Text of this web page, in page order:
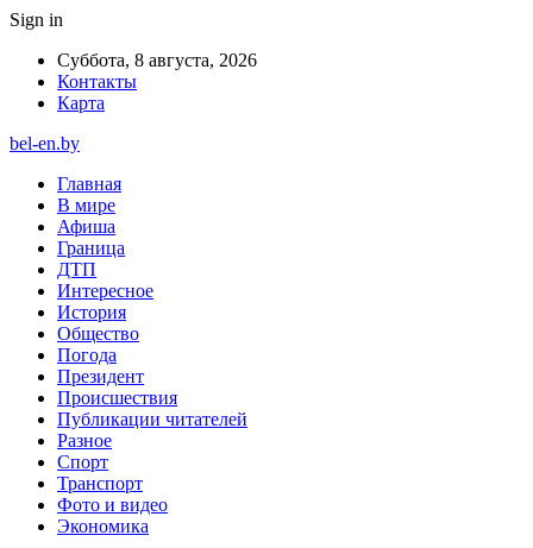
Sign in
Суббота, 8 августа, 2026
Контакты
Карта
bel-en.by
Главная
В мире
Афиша
Граница
ДТП
Интересное
История
Общество
Погода
Президент
Происшествия
Публикации читателей
Разное
Спорт
Транспорт
Фото и видео
Экономика